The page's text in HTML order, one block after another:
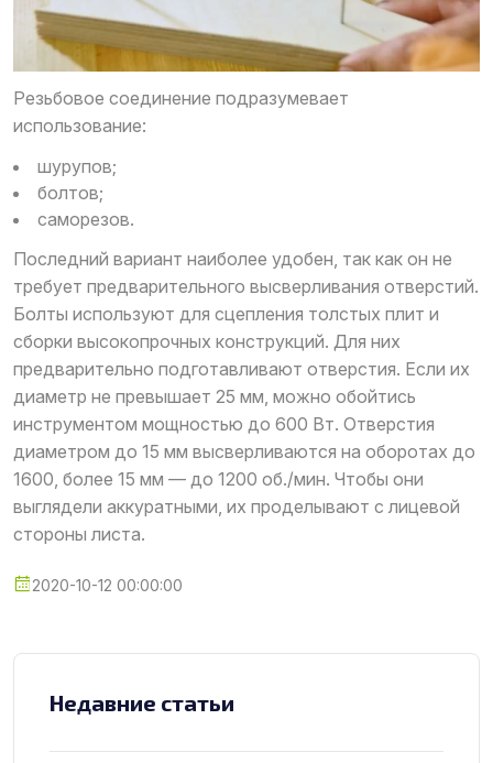
Резьбовое соединение подразумевает
использование:
шурупов;
болтов;
саморезов.
Последний вариант наиболее удобен, так как он не
требует предварительного высверливания отверстий.
Болты используют для сцепления толстых плит и
сборки высокопрочных конструкций. Для них
предварительно подготавливают отверстия. Если их
диаметр не превышает 25 мм, можно обойтись
инструментом мощностью до 600 Вт. Отверстия
диаметром до 15 мм высверливаются на оборотах до
1600, более 15 мм — до 1200 об./мин. Чтобы они
выглядели аккуратными, их проделывают с лицевой
стороны листа.
2020-10-12 00:00:00
Недавние статьи